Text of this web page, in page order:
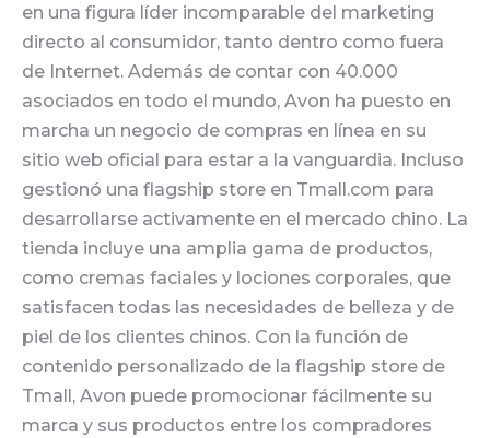
en una figura líder incomparable del marketing
directo al consumidor, tanto dentro como fuera
de Internet. Además de contar con 40.000
asociados en todo el mundo, Avon ha puesto en
marcha un negocio de compras en línea en su
sitio web oficial para estar a la vanguardia. Incluso
gestionó una flagship store en Tmall.com para
desarrollarse activamente en el mercado chino. La
tienda incluye una amplia gama de productos,
como cremas faciales y lociones corporales, que
satisfacen todas las necesidades de belleza y de
piel de los clientes chinos. Con la función de
contenido personalizado de la flagship store de
Tmall, Avon puede promocionar fácilmente su
marca y sus productos entre los compradores